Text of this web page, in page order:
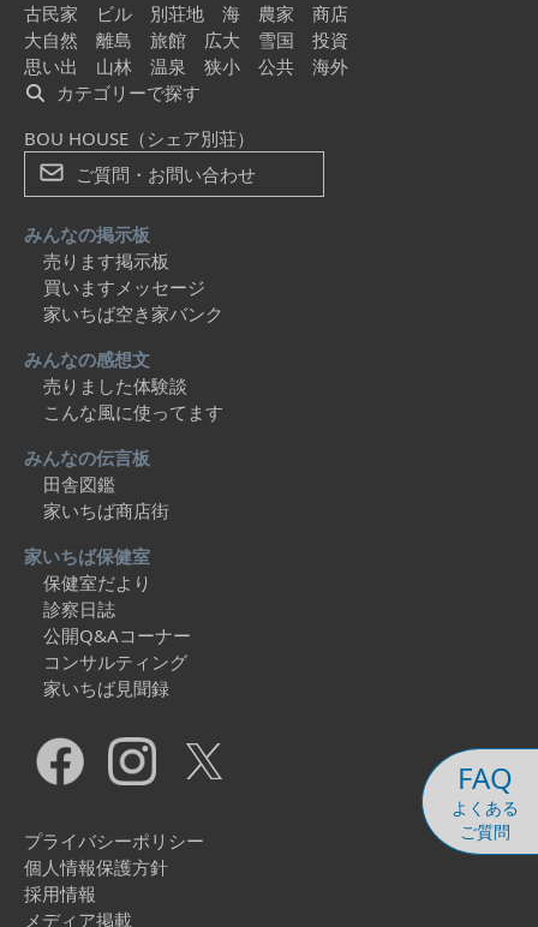
FAQ
よくある
ご質問
古民家
ビル 別荘地 海 農家
商店
大自然
離島 旅館 広大 雪国
投資
思い出
山林 温泉 狭小 公共
海外
カテゴリーで探す
BOU HOUSE（シェア別荘）
ご質問・お問い合わせ
みんなの掲示板
売ります掲示板
買いますメッセージ
家いちば空き家バンク
みんなの感想文
売りました体験談
こんな風に使ってます
みんなの伝言板
田舎図鑑
家いちば商店街
家いちば保健室
保健室だより
診察日誌
公開Q&Aコーナー
コンサルティング
家いちば見聞録
プライバシーポリシー
個人情報保護方針
採用情報
メディア掲載